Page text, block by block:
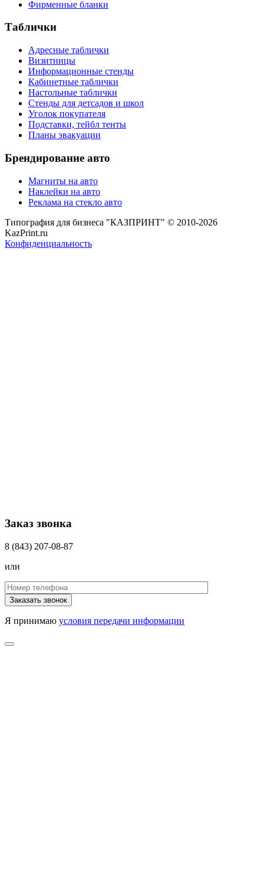
Фирменные бланки
Таблички
Адресные таблички
Визитницы
Информационные стенды
Кабинетные таблички
Настольные таблички
Стенды для детсадов и школ
Уголок покупателя
Подставки, тейбл тенты
Планы эвакуации
Брендирование авто
Магниты на авто
Наклейки на авто
Реклама на стекло авто
Типография для бизнеса "КАЗПРИНТ" © 2010-2026
KazPrint.ru
Конфиденциальность
Заказ звонка
8 (843) 207-08-87
или
Я принимаю условия передачи информации